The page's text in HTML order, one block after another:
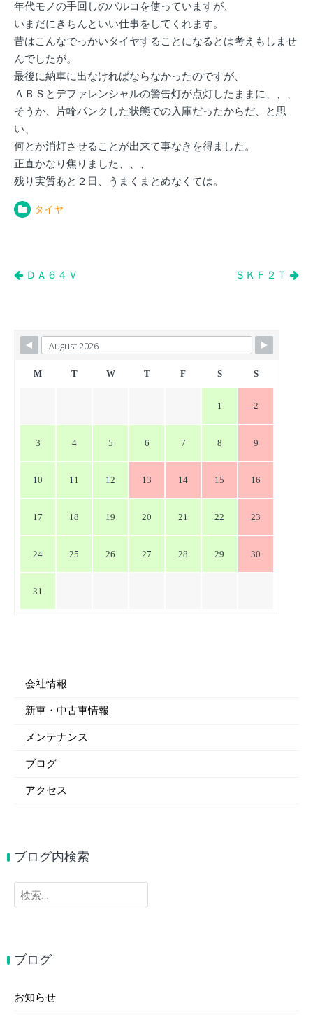
年代モノの手回しのバルコを使っていますが、
いまだにきちんといい仕事をしてくれます。
昔はこんなでっかいタイヤすることになるとは考えもしませ
んでしたが。
最後に納車に出なければならなかったのですが、
ＡＢＳとデファレンシャルの警告灯が点灯したままに、、、
そうか、片輪パンクした状態での入庫だったからだ、と思
い、
何とか消灯させることが出来て事なきを得ました。
正直かなり焦りました、、、
残り実質あと２日、うまくまとめなくては。
タイヤ
投
ビ
ゲ
ＤＡ６４Ｖ ＳＫＦ２Ｔ
M T W T F S S
1 2
3 4 5 6 7 8 9
10 11 12 13 14 15 16
17 18 19 20 21 22 23
24 25 26 27 28 29 30
31
会社情報
新車・中古車情報
メンテナンス
ブログ
アクセス
ブログ内検索
検
索:
ブログ
お知らせ